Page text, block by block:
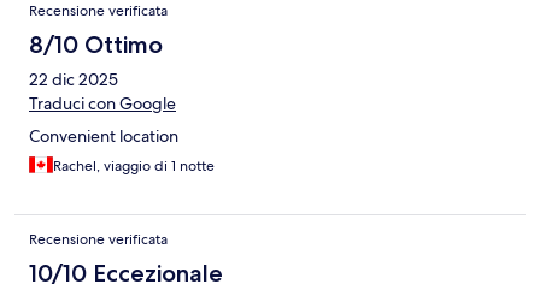
Recensione verificata
8/10 Ottimo
22 dic 2025
Traduci con Google
Convenient location
Rachel, viaggio di 1 notte
Recensione verificata
10/10 Eccezionale